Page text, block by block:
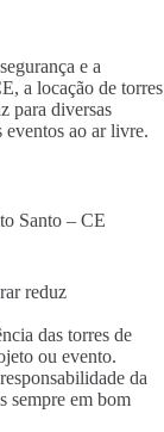
e a
a locação de torres
para diversas
eventos ao ar livre.
Santo – CE
reduz
das torres de
ou evento.
da
sempre em bom